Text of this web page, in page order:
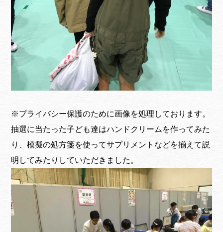
※プライバシー保護のために画像を処理しております。
抽選に当たった子ども達はハンドクリームを作ってみた
り、模擬の処方箋を使ってサプリメントなどを揃えて説
明してみたりしていただきました。